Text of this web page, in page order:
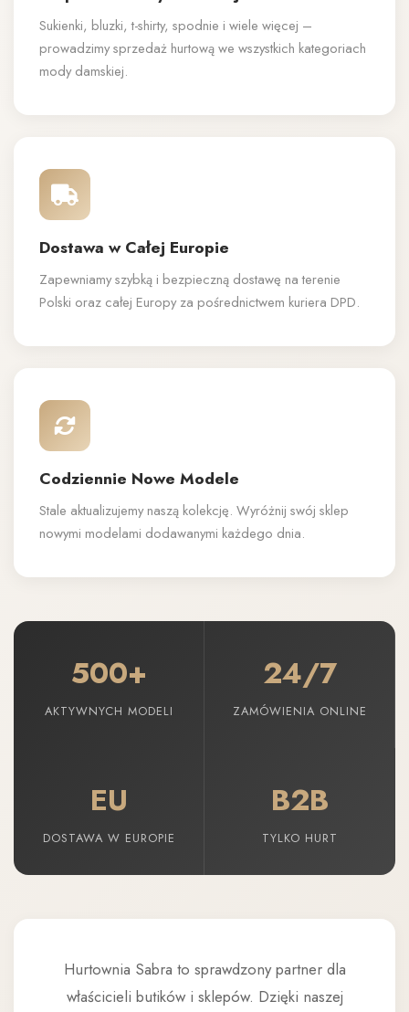
Sukienki, bluzki, t-shirty, spodnie i wiele więcej –
prowadzimy sprzedaż hurtową we wszystkich kategoriach
mody damskiej.
Dostawa w Całej Europie
Zapewniamy szybką i bezpieczną dostawę na terenie
Polski oraz całej Europy za pośrednictwem kuriera DPD.
Codziennie Nowe Modele
Stale aktualizujemy naszą kolekcję. Wyróżnij swój sklep
nowymi modelami dodawanymi każdego dnia.
500+
AKTYWNYCH MODELI
24/7
ZAMÓWIENIA ONLINE
EU
DOSTAWA W EUROPIE
B2B
TYLKO HURT
Hurtownia Sabra to sprawdzony partner dla
właścicieli butików i sklepów. Dzięki naszej